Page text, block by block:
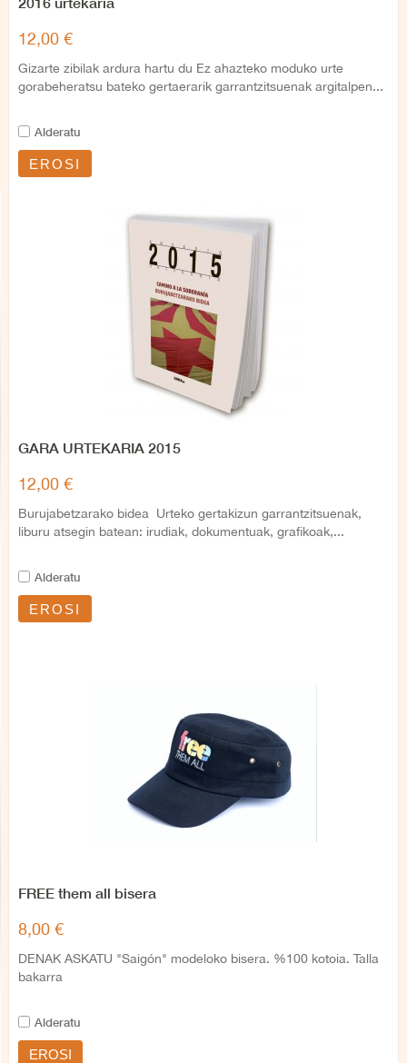
12,00 €
Gizarte zibilak ardura hartu du Ez ahazteko moduko urte
gorabeheratsu bateko gertaerarik garrantzitsuenak argitalpen...
Alderatu
EROSI
GARA URTEKARIA 2015
12,00 €
Burujabetzarako bidea Urteko gertakizun garrantzitsuenak,
liburu atsegin batean: irudiak, dokumentuak, grafikoak,...
Alderatu
EROSI
FREE them all bisera
8,00 €
DENAK ASKATU "Saigón" modeloko bisera. %100 kotoia. Talla
bakarra
Alderatu
EROSI